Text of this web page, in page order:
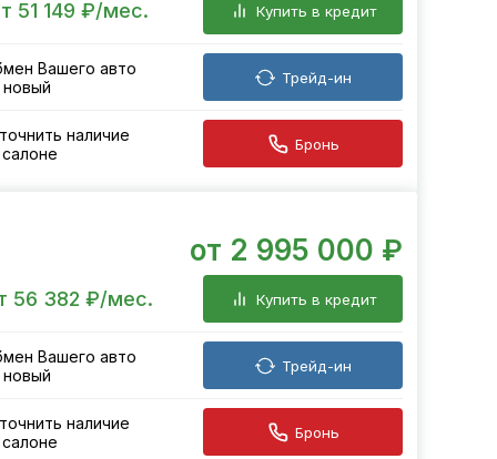
51 149 ₽/мес. Купить в кредит
Вашего авто
новый
Трейд-ин
наличие
Бронь
от 2 995 000 ₽
56 382 ₽/мес. Купить в кредит
Вашего авто
новый
Трейд-ин
наличие
Бронь